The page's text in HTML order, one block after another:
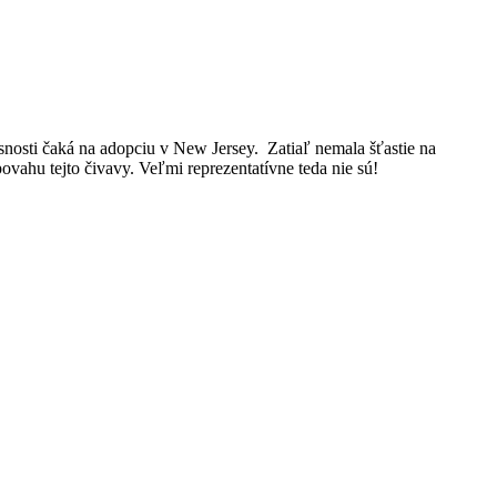
čaká na adopciu v New Jersey. Zatiaľ nemala šťastie na
tejto čivavy. Veľmi reprezentatívne teda nie sú!